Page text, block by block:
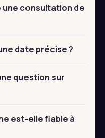
une consultation de
date précise ?
question sur
est-elle fiable à